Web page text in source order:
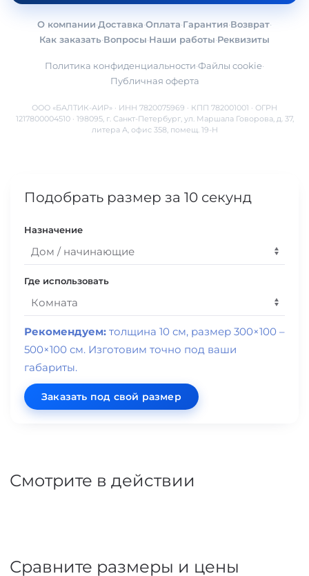
рекламной рассылки и
персональных данных
О компании·Доставка·Оплата·Гарантия · Возврат
Вопросы·Наши работы
Политика конфиденциальности·Файлы cookie·
Публичная оферта
Подобрать размер за 10 секунд
Назначение
Где использовать
Рекомендуем:
500×100 см. Изготовим точно под ваши
габариты.